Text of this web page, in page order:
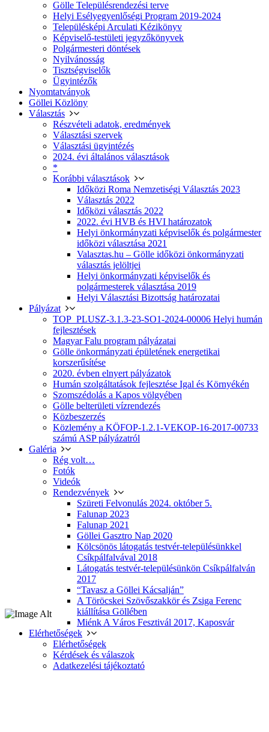
Gölle Településrendezési terve
Helyi Esélyegyenlőségi Program 2019-2024
Településképi Arculati Kézikönyv
Képviselő-testületi jegyzőkönyvek
Polgármesteri döntések
Nyilvánosság
Tisztségviselők
Ügyintézők
Nyomtatványok
Göllei Közlöny
Választás
Részvételi adatok, eredmények
Választási szervek
Választási ügyintézés
2024. évi általános választások
*
Korábbi választások
Időközi Roma Nemzetiségi Választás 2023
Választás 2022
Időközi választás 2022
2022. évi HVB és HVI határozatok
Helyi önkormányzati képviselők és polgármester
időközi választása 2021
Valasztas.hu – Gölle időközi önkormányzati
választás jelöltjei
Helyi önkormányzati képviselők és
polgármesterek választása 2019
Helyi Választási Bizottság határozatai
Pályázat
TOP_PLUSZ-3.1.3-23-SO1-2024-00006 Helyi humán
fejlesztések
Magyar Falu program pályázatai
Gölle önkormányzati épületének energetikai
korszerűsítése
2020. évben elnyert pályázatok
Humán szolgáltatások fejlesztése Igal és Környékén
Szomszédolás a Kapos völgyében
Gölle belterületi vízrendezés
Közbeszerzés
Közlemény a KÖFOP-1.2.1-VEKOP-16-2017-00733
számú ASP pályázatról
Galéria
Rég volt…
Fotók
Videók
Rendezvények
Szüreti Felvonulás 2024. október 5.
Falunap 2023
Falunap 2021
Göllei Gasztro Nap 2020
Kölcsönös látogatás testvér-településünkkel
Csíkpálfalvával 2018
Látogatás testvér-településünkön Csíkpálfalván
2017
“Tavasz a Göllei Kácsalján”
A Töröcskei Szövőszakkör és Zsiga Ferenc
kiállítása Göllében
Miénk A Város Fesztivál 2017, Kaposvár
Elérhetőségek
Elérhetőségek
Kérdések és válaszok
Adatkezelési tájékoztató